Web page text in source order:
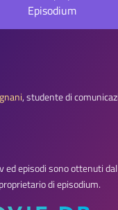
Episodium
, studente di
ed episodi sono ottenuti
di episodium.